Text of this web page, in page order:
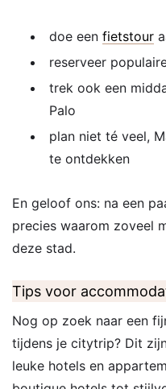
doe een fietstour
reserveer
trek ook een
Palo
plan niet té veel,
te ontdekken
En geloof ons: na een
precies waarom zoveel
deze stad.
Tips voor
Nog op zoek naar een
tijdens je citytrip? Dit
leuke hotels en